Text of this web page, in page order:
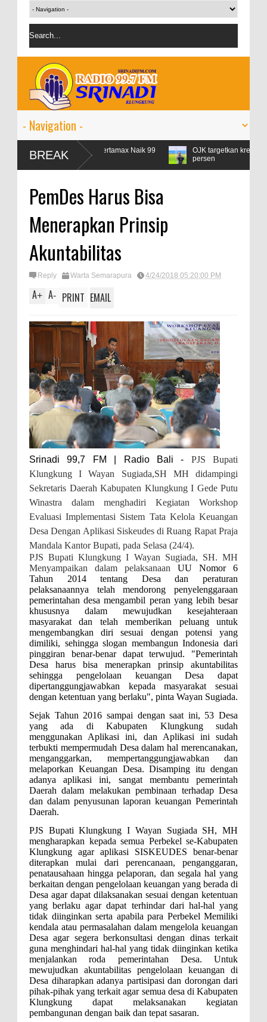
BREAK
Konsumsi Pertamax Naik 99
OJK targetkan kredit perbankan
persen
PemDes Harus Bisa
Menerapkan Prinsip
Akuntabilitas
Reply Warta Semarapura 4/24/2018 05:20:00 PM
A+ A- PRINT EMAIL
Srinadi 99,7 FM | Radio Bali - PJS Bupati
Klungkung I Wayan Sugiada,SH MH didampingi
Sekretaris Daerah Kabupaten Klungkung I Gede Putu
Winastra dalam menghadiri Kegiatan Workshop
Evaluasi Implementasi Sistem Tata Kelola Keuangan
Desa Dengan Aplikasi Siskeudes di Ruang Rapat Praja
Mandala Kantor Bupati, pada Selasa (24/4).
PJS Bupati Klungkung I Wayan Sugiada, SH. MH
Menyampaikan dalam pelaksanaan UU Nomor 6
Tahun 2014 tentang Desa dan peraturan
pelaksanaannya telah mendorong penyelenggaraan
pemerintahan desa mengambil peran yang lebih besar
khususnya dalam mewujudkan kesejahteraan
masyarakat dan telah memberikan peluang untuk
mengembangkan diri sesuai dengan potensi yang
dimiliki, sehingga slogan membangun Indonesia dari
pinggiran benar-benar dapat terwujud. "Pemerintah
Desa harus bisa menerapkan prinsip akuntabilitas
sehingga pengelolaan keuangan Desa dapat
dipertanggungjawabkan kepada masyarakat sesuai
dengan ketentuan yang berlaku", pinta Wayan Sugiada.
Sejak Tahun 2016 sampai dengan saat ini, 53 Desa
yang ada di Kabupaten Klungkung sudah
menggunakan Aplikasi ini, dan Aplikasi ini sudah
terbukti mempermudah Desa dalam hal merencanakan,
menganggarkan, mempertanggungjawabkan dan
melaporkan Keuangan Desa. Disamping itu dengan
adanya aplikasi ini, sangat membantu pemerintah
Daerah dalam melakukan pembinaan terhadap Desa
dan dalam penyusunan laporan keuangan Pemerintah
Daerah.
PJS Bupati Klungkung I Wayan Sugiada SH, MH
mengharapkan kepada semua Perbekel se-Kabupaten
Klungkung agar aplikasi SISKEUDES benar-benar
diterapkan mulai dari perencanaan, penganggaran,
penatausahaan hingga pelaporan, dan segala hal yang
berkaitan dengan pengelolaan keuangan yang berada di
Desa agar dapat dilaksanakan sesuai dengan ketentuan
yang berlaku agar dapat terhindar dari hal-hal yang
tidak diinginkan serta apabila para Perbekel Memiliki
kendala atau permasalahan dalam mengelola keuangan
Desa agar segera berkonsultasi dengan dinas terkait
guna menghindari hal-hal yang tidak diinginkan ketika
menjalankan roda pemerintahan Desa. Untuk
mewujudkan akuntabilitas pengelolaan keuangan di
Desa diharapkan adanya partisipasi dan dorongan dari
pihak-pihak yang terkait agar semua desa di Kabupaten
Klungkung dapat melaksanakan kegiatan
pembangunan dengan baik dan tepat sasaran.